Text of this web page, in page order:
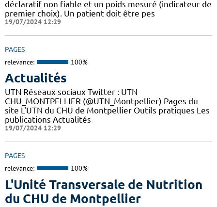
déclaratif non fiable et un poids mesuré (indicateur de
premier choix). Un patient doit être pes
19/07/2024 12:29
PAGES
relevance: 100%
Actualités
UTN Réseaux sociaux Twitter : UTN
CHU_MONTPELLIER (@UTN_Montpellier) Pages du
site L'UTN du CHU de Montpellier Outils pratiques Les
publications Actualités
19/07/2024 12:29
PAGES
relevance: 100%
L'Unité Transversale de Nutrition
du CHU de Montpellier